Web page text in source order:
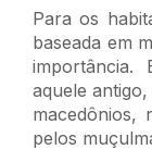
Para os
baseada em
importância.
aquele
macedônios,
pelos